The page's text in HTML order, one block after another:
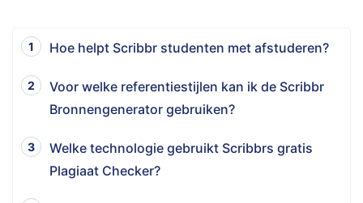
Hoe helpt Scribbr studenten met afstuderen?
Voor welke referentiestijlen kan ik de Scribbr
Bronnengenerator gebruiken?
Welke technologie gebruikt Scribbrs gratis
Plagiaat Checker?